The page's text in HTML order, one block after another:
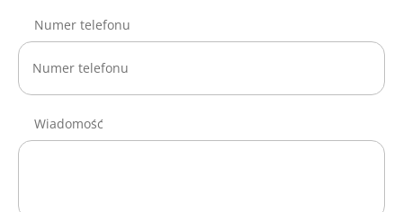
Numer telefonu
Wiadomość